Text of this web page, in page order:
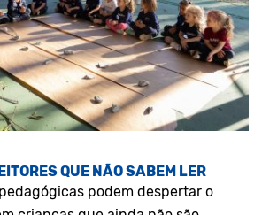
QUE NÃO SABEM LER
podem despertar o